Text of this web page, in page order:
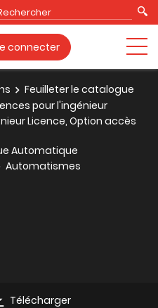
connecter
Feuilleter le catalogue
pour l'ingénieur
Licence, Option accès
Automatique
Automatismes
Télécharger